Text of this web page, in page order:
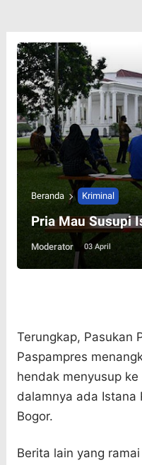
Beranda Kriminal
Pria Mau Susupi
Moderator 03 April
Terungkap, Pasukan
Paspampres
hendak menyusup
dalamnya ada Istana
Bogor.
Berita lain yang